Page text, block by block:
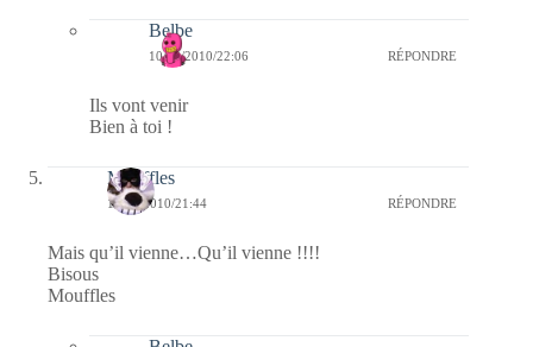
Belbe
10/03/2010/22:06 RÉPONDRE
Ils vont venir
Bien à toi !
Mouffles
10/03/2010/21:44 RÉPONDRE
Mais qu’il vienne…Qu’il vienne !!!!
Bisous
Mouffles